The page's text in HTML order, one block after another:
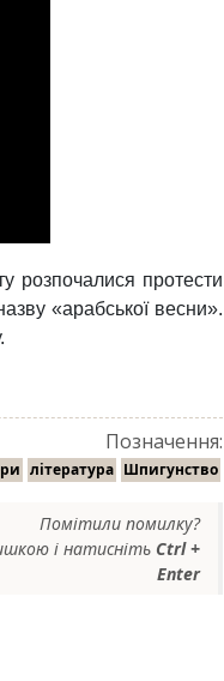
розпочалися протести
«арабської весни».
Позначення:
література Шпигунство
Помітили помилку?
і натисніть Ctrl +
Enter